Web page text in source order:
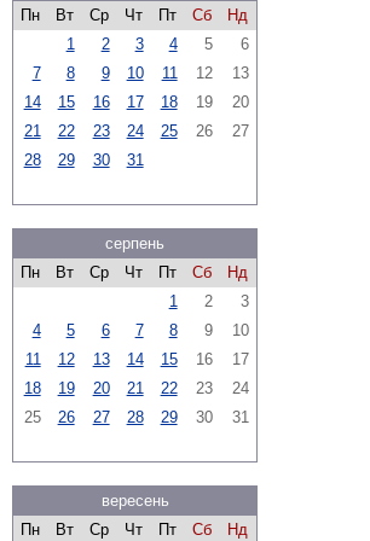
Пн
Вт Ср Чт Пт Сб
Нд
1
2 3 4 5
6
7
8 9 10 11 12
13
14
15 16 17 18 19
20
21
22 23 24 25 26
27
28
29 30 31
серпень
Пн
Вт Ср Чт Пт Сб
Нд
1
2
3
4
5 6 7 8 9
10
11
12 13 14 15 16
17
18
19 20 21 22 23
24
25
26 27 28 29 30 31
вересень
Пн
Вт Ср Чт Пт Сб
Нд